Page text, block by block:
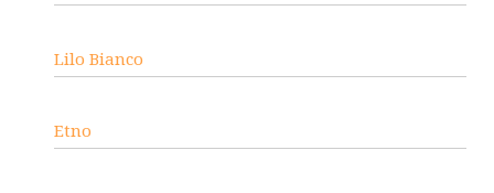
Lilo Bianco
Etno